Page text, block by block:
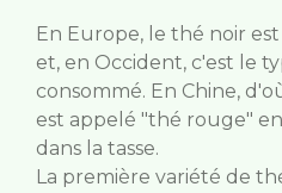
En Europe, le thé noir
et, en Occident, c'est le
consommé. En Chine,
est appelé "thé rouge"
dans la tasse.
La première variété de